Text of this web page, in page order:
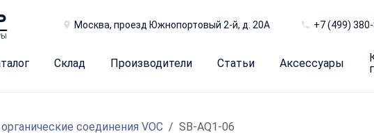
Москва, проезд Южнопортовый 2-й, д. 20А +7 (499)
Склад Производители Статьи Аксессуары
соединения VOC SB-AQ1-06